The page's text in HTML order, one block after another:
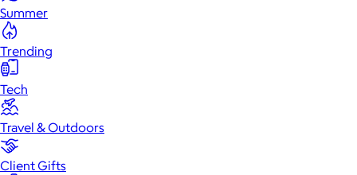
Summer
Trending
Tech
Travel & Outdoors
Client Gifts